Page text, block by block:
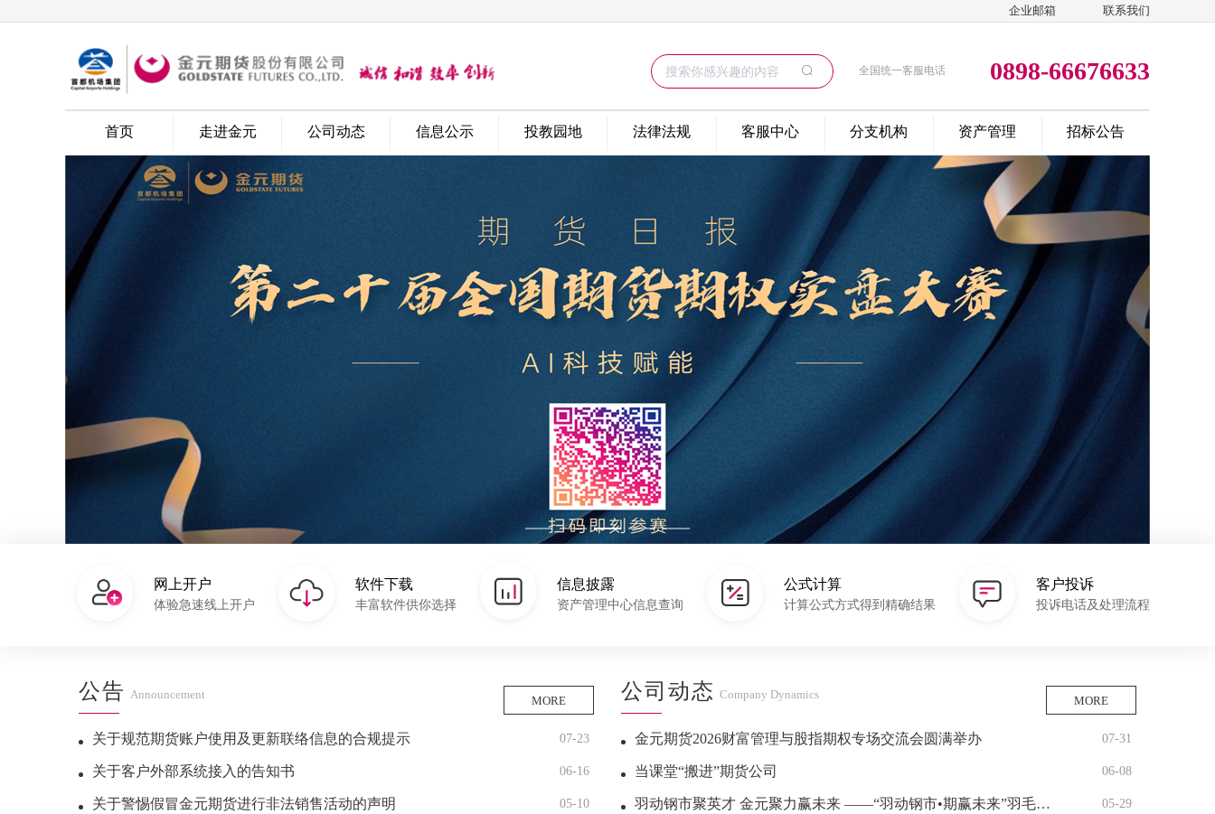
问卷调查
企业邮箱 联系我们
全国统一客服电话 0898-66676633
首页 走进金元 公司动态 信息公示 投教园地 法律法规 客服中心 分支机构 资产管理 招标公告
网上开户
体验急速线上开户
软件下载
丰富软件供你选择
信息披露
资产管理中心信息查询
公式计算
计算公式方式得到精确结果
客户投诉
投诉电话及处理流程
公告 Announcement MORE
关于规范期货账户使用及更新联络信息的合规提示 07-23
关于客户外部系统接入的告知书 06-16
关于警惕假冒金元期货进行非法销售活动的声明 05-10
公司动态 Company Dynamics MORE
金元期货2026财富管理与股指期权专场交流会圆满举办 07-31
当课堂“搬进”期货公司 06-08
羽动钢市聚英才 金元聚力赢未来 ——“羽动钢市•期赢未来”羽毛球友谊赛圆满落幕 05-29